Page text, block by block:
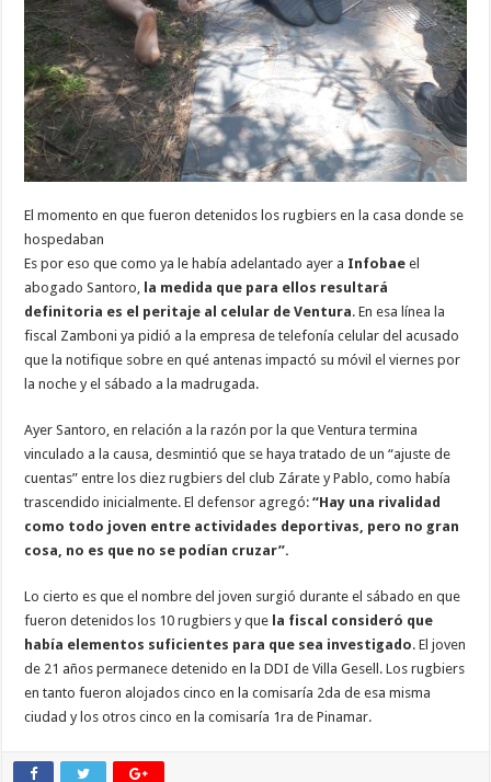
El momento en que fueron detenidos los rugbiers en la casa donde se
hospedaban
Es por eso que como ya le había adelantado ayer a Infobaeel
abogado Santoro, la medida que para ellos resultará
definitoria es el peritaje al celular de Ventura. En esa línea la
fiscal Zamboni ya pidió a la empresa de telefonía celular del acusado
que la notifique sobre en qué antenas impactó su móvil el viernes por
la noche y el sábado a la madrugada.
Ayer Santoro, en relación a la razón por la que Ventura termina
vinculado a la causa, desmintió que se haya tratado de un “ajuste de
cuentas” entre los diez rugbiers del club Zárate y Pablo, como había
trascendido inicialmente. El defensor agregó:“Hay una rivalidad
como todo joven entre actividades deportivas, pero no gran
cosa, no es que no se podían cruzar”.
Lo cierto es que el nombre del joven surgió durante el sábado en que
fueron detenidos los 10 rugbiers y que la fiscal consideró que
había elementos suficientes para que sea investigado. El joven
de 21 años permanece detenido en la DDI de Villa Gesell. Los rugbiers
en tanto fueron alojados cinco en la comisaría 2da de esa misma
ciudad y los otros cinco en la comisaría 1ra de Pinamar.